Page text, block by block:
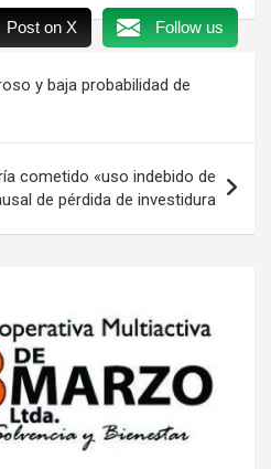
Post on X Follow us
y baja probabilidad de
cometido «uso indebido de
de pérdida de investidura